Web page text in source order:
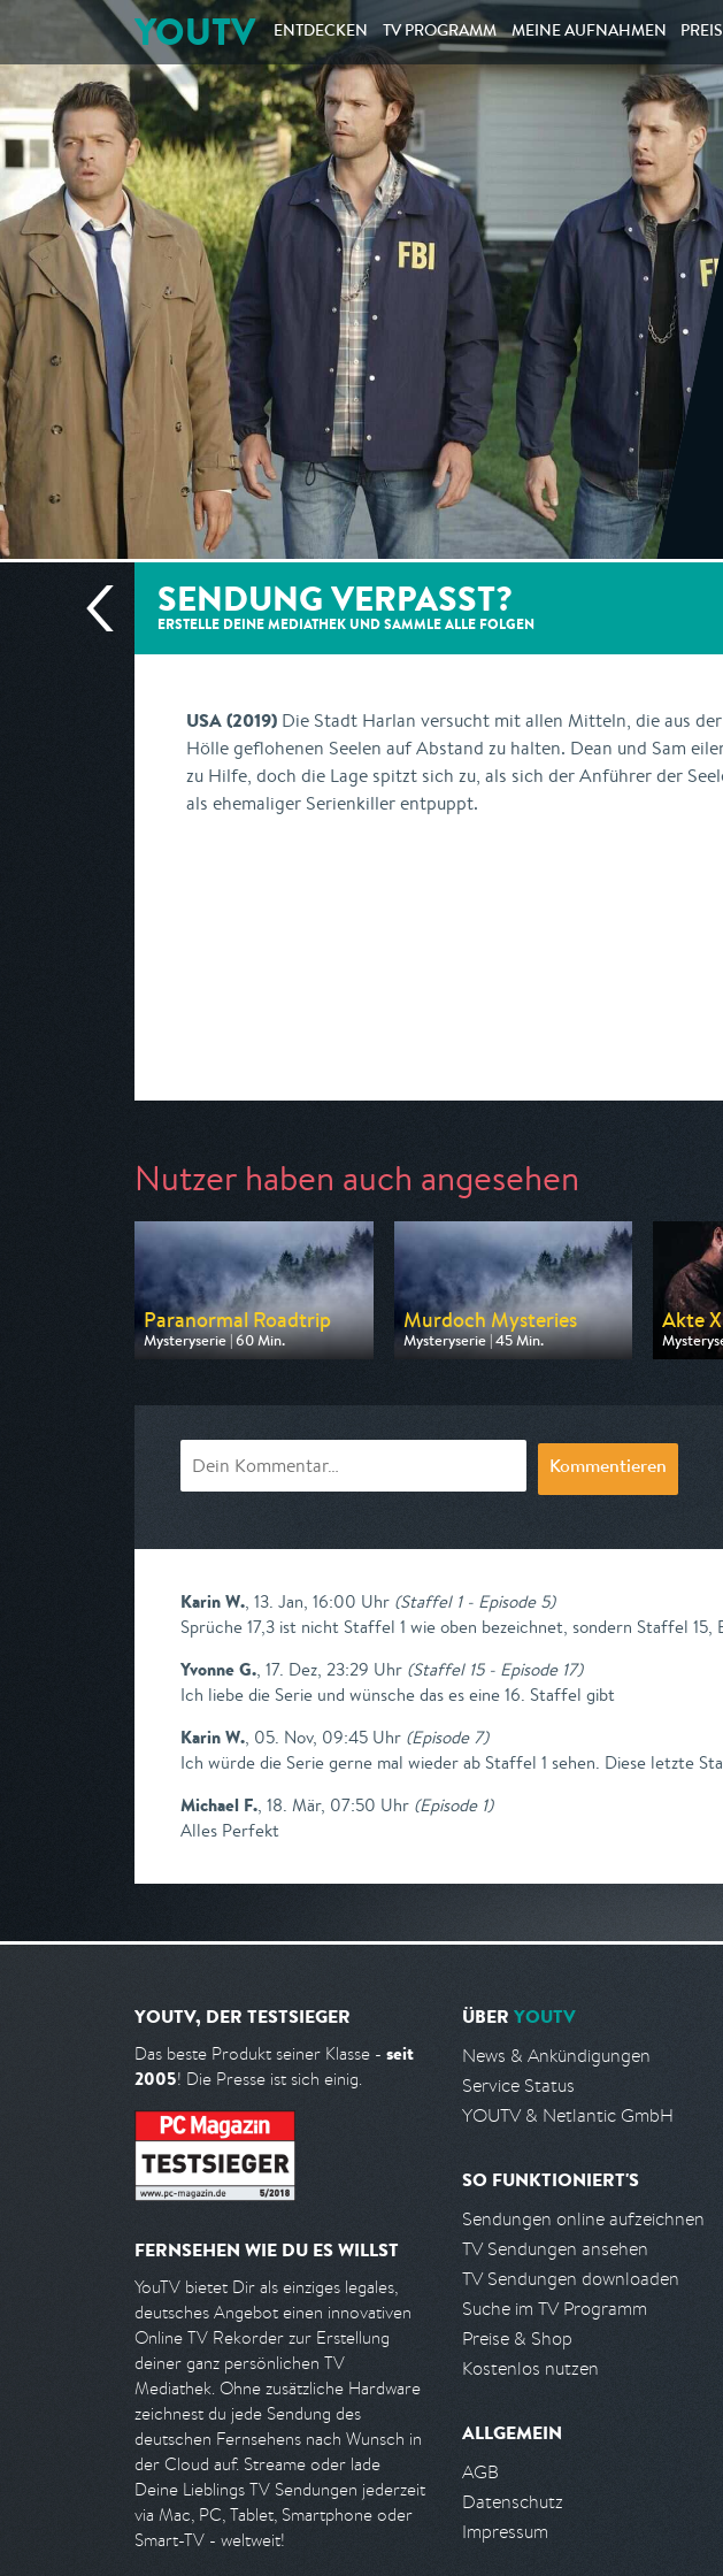
YOUTV ENTDECKEN TV PROGRAMM MEINE AUFNAHMEN
SENDUNG VERPASST?
ERSTELLE DEINE MEDIATHEK UND SAMMLE ALLE FOLGEN
USA (2019) Die Stadt Harlan versucht mit allen Mitteln, die aus der
Hölle geflohenen Seelen auf Abstand zu halten. Dean und Sam
zu Hilfe, doch die Lage spitzt sich zu, als sich der Anführer der
als ehemaliger Serienkiller entpuppt.
Nutzer haben auch angesehen
Paranormal Roadtrip
Mysteryserie | 60 Min.
Ausgestrahlt von TLC
Murdoch Mysteries
Mysteryserie | 45 Min.
Ausgestrahlt von One
Akte
Kommentieren
Karin W., 13. Jan, 16:00 Uhr (Staffel 1 - Episode 5)
Sprüche 17,3 ist nicht Staffel 1 wie oben bezeichnet, sondern Staffel 15,
Yvonne G., 17. Dez, 23:29 Uhr (Staffel 15 - Episode 17)
Ich liebe die Serie und wünsche das es eine 16. Staffel gibt
Karin W., 05. Nov, 09:45 Uhr (Episode 7)
Ich würde die Serie gerne mal wieder ab Staffel 1 sehen. Diese letzte
Michael F., 18. Mär, 07:50 Uhr (Episode 1)
Alles Perfekt
YOUTV, DER TESTSIEGER
Das beste Produkt seiner Klasse - seit
2005! Die Presse ist sich einig.
FERNSEHEN WIE DU ES WILLST
YouTV bietet Dir als einziges legales,
deutsches Angebot einen innovativen
Online TV Rekorder zur Erstellung
deiner ganz persönlichen TV
Mediathek. Ohne zusätzliche Hardware
zeichnest du jede Sendung des
deutschen Fernsehens nach Wunsch in
der Cloud auf. Streame oder lade
Deine Lieblings TV Sendungen jederzeit
via Mac, PC, Tablet, Smartphone oder
Smart-TV - weltweit!
ÜBER YOUTV
News & Ankündigungen
Service Status
YOUTV & Netlantic GmbH
SO FUNKTIONIERT'S
Sendungen online aufzeichnen
TV Sendungen ansehen
TV Sendungen downloaden
Suche im TV Programm
Preise & Shop
Kostenlos nutzen
ALLGEMEIN
AGB
Datenschutz
Impressum